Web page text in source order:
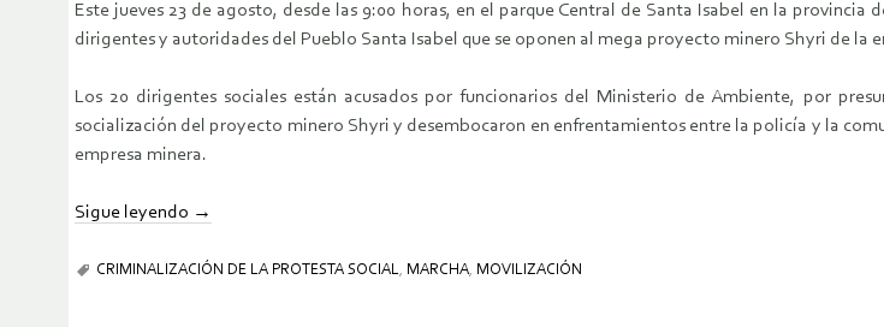
Este jueves 23 de agosto, desde las 9:00 horas, en el parque Central de Santa Isabel en la
dirigentes y autoridades del Pueblo Santa Isabel que se oponen al mega proyecto minero Shyri de la
Los 20 dirigentes sociales están acusados por funcionarios del Ministerio de Ambiente, por
socialización del proyecto minero Shyri y desembocaron en enfrentamientos entre la policía y la
empresa minera.
Sigue leyendo →
CRIMINALIZACIÓN DE LA PROTESTA SOCIAL, MARCHA, MOVILIZACIÓN